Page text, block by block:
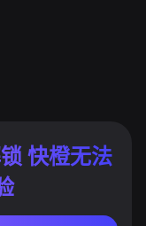
快橙无法